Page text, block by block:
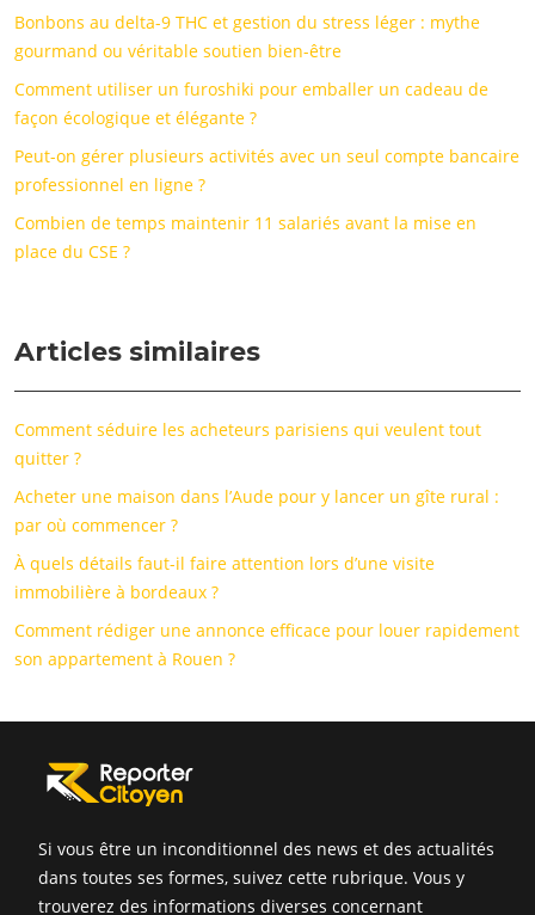
Bonbons au delta-9 THC et gestion du stress léger : mythe
gourmand ou véritable soutien bien-être
Comment utiliser un furoshiki pour emballer un cadeau de
façon écologique et élégante ?
Peut-on gérer plusieurs activités avec un seul compte bancaire
professionnel en ligne ?
Combien de temps maintenir 11 salariés avant la mise en
place du CSE ?
Articles similaires
Comment séduire les acheteurs parisiens qui veulent tout
quitter ?
Acheter une maison dans l’Aude pour y lancer un gîte rural :
par où commencer ?
À quels détails faut-il faire attention lors d’une visite
immobilière à bordeaux ?
Comment rédiger une annonce efficace pour louer rapidement
son appartement à Rouen ?
Si vous être un inconditionnel des news et des actualités
dans toutes ses formes, suivez cette rubrique. Vous y
trouverez des informations diverses concernant